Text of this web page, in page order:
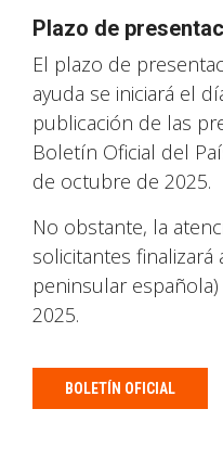
Plazo de
El plazo de
ayuda se iniciará el
publicación de las
Boletín Oficial del
de octubre de 2025.
No obstante, la
solicitantes finalizará
peninsular
2025.
BOLETÍN OFICIAL